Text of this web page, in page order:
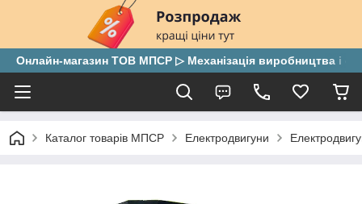
Онлайн-магазин ТОВ МПСР ▷ Механізація виробництва і
Каталог товарів МПСР Електродвигуни